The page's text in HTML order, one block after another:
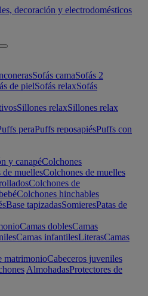
Sofás camaSofás 2
de pielSofás relaxSofás
Sillones relaxSillones relax
peraPuffs reposapiésPuffs con
y canapéColchones
de muellesColchones de muelles
Colchones de
Colchones hinchables
Base tapizadasSomieresPatas de
Camas doblesCamas
Camas infantilesLiterasCamas
matrimonioCabeceros juveniles
AlmohadasProtectores de